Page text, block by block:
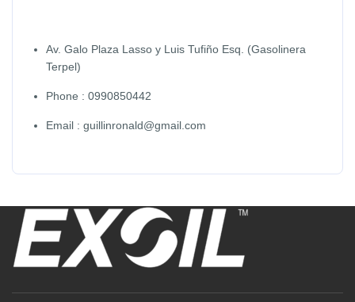
Av. Galo Plaza Lasso y Luis Tufiño Esq. (Gasolinera
Terpel)
Phone : 0990850442
Email : guillinronald@gmail.com